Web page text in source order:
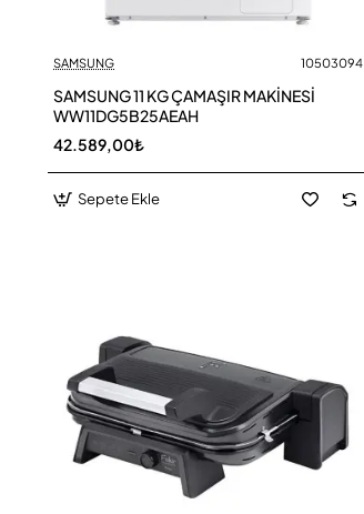
SAMSUNG 10503094
SAMSUNG 11 KG ÇAMAŞIR MAKİNESİ
WW11DG5B25AEAH
42.589,00₺
Sepete Ekle